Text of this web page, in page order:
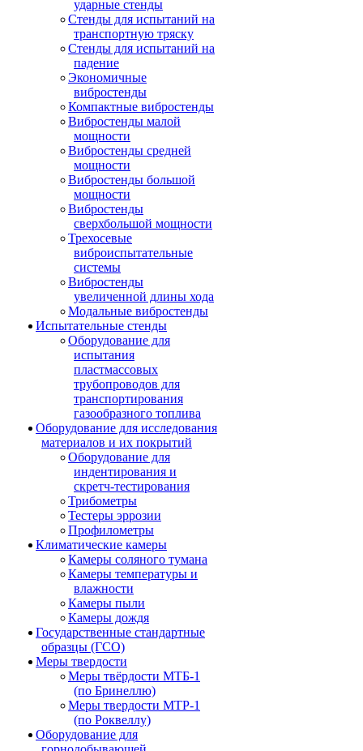
ударные стенды
Стенды для испытаний на
транспортную тряску
Стенды для испытаний на
падение
Экономичные
вибростенды
Компактные вибростенды
Вибростенды малой
мощности
Вибростенды средней
мощности
Вибростенды большой
мощности
Вибростенды
сверхбольшой мощности
Трехосевые
виброиспытательные
системы
Вибростенды
увеличенной длины хода
Модальные вибростенды
Испытательные стенды
Оборудование для
испытания
пластмассовых
трубопроводов для
транспортирования
газообразного топлива
Оборудование для исследования
материалов и их покрытий
Оборудование для
индентирования и
скретч-тестирования
Трибометры
Тестеры эррозии
Профилометры
Климатические камеры
Камеры соляного тумана
Камеры температуры и
влажности
Камеры пыли
Камеры дождя
Государственные стандартные
образцы (ГСО)
Меры твердости
Меры твёрдости МТБ-1
(по Бринеллю)
Меры твердости МТР-1
(по Роквеллу)
Оборудование для